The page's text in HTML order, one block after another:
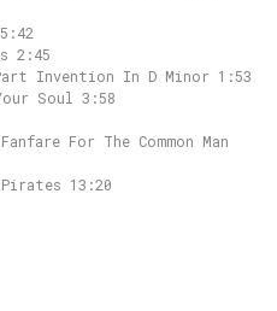
2:45
Invention In D Minor 1:53
Soul 3:58
For The Common Man
Pirates 13:20